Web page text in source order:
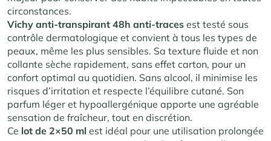
circonstances.
Vichy anti-transpirant 48h anti-traces est testé sous
contrôle dermatologique et convient à tous les types de
peaux, même les plus sensibles. Sa texture fluide et non
collante sèche rapidement, sans effet carton, pour un
confort optimal au quotidien. Sans alcool, il minimise les
risques d’irritation et respecte l’équilibre cutané. Son
parfum léger et hypoallergénique apporte une agréable
sensation de fraîcheur, tout en discrétion.
Ce lot de 2×50 ml est idéal pour une utilisation prolongée